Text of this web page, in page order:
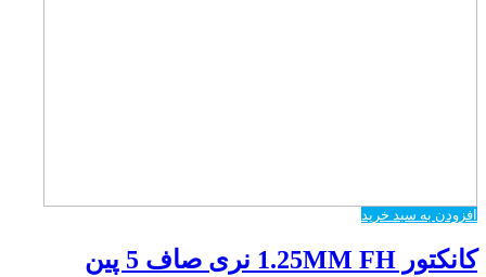
افزودن به سبد خرید
کانکتور 1.25MM FH نری صاف 5 پین